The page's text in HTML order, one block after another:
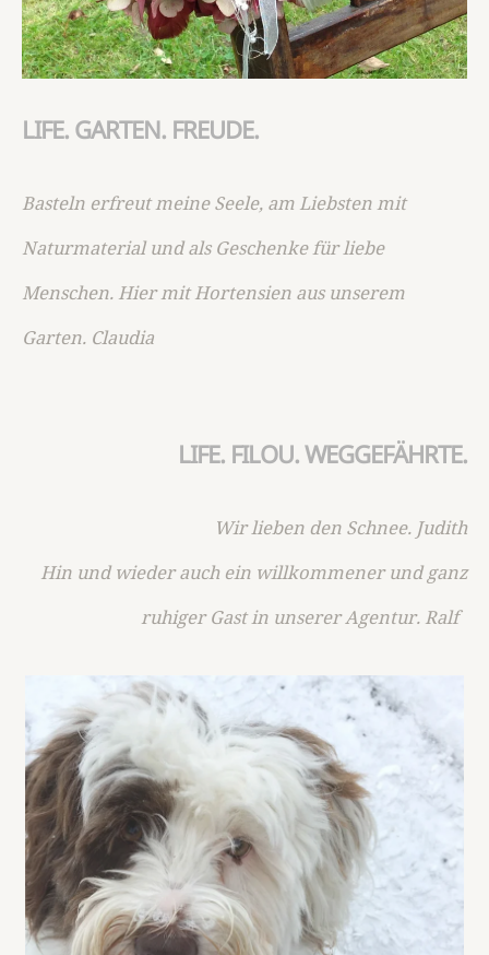
LIFE. GARTEN. FREUDE.
Basteln erfreut meine Seele, am Liebsten mit
Naturmaterial und als Geschenke für liebe
Menschen. Hier mit Hortensien aus unserem
Garten. Claudia
LIFE. FILOU. WEGGEFÄHRTE.
Wir lieben den Schnee. Judith
Hin und wieder auch ein willkommener und ganz
ruhiger Gast in unserer Agentur. Ralf